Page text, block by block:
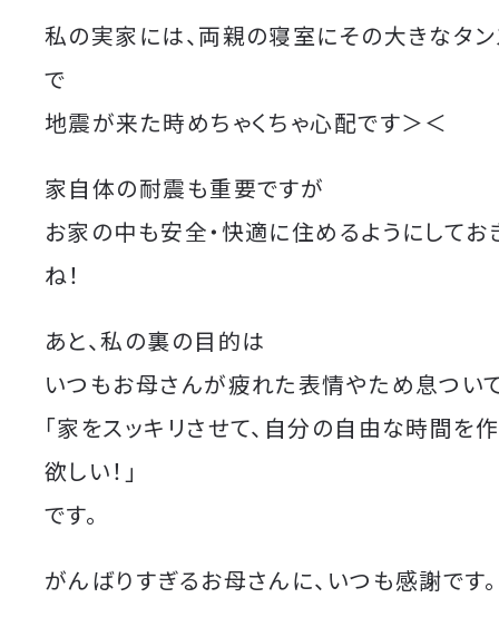
私の実家には、両親の寝室にその大きなタ
で
地震が来た時めちゃくちゃ心配です＞＜
家自体の耐震も重要ですが
お家の中も安全・快適に住めるようにしてお
ね！
あと、私の裏の目的は
いつもお母さんが疲れた表情やため息つい
「家をスッキリさせて、自分の自由な時間を
欲しい！」
です。
がんばりすぎるお母さんに、いつも感謝です。